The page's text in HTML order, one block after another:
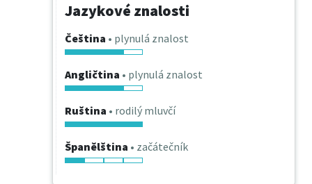
Jazykové znalosti
Čeština • plynulá znalost
Angličtina • plynulá znalost
Ruština • rodilý mluvčí
Španělština • začátečník